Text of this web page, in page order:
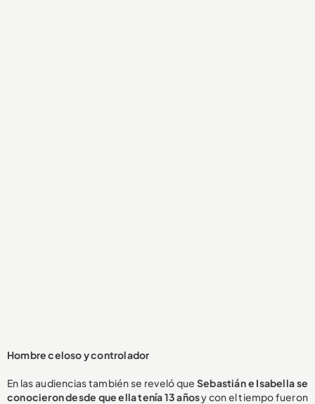
Hombre celoso y controlador
En las audiencias también se reveló que Sebastián e Isabella se
conocieron desde que ella tenía 13 añosy con el tiempo fueron